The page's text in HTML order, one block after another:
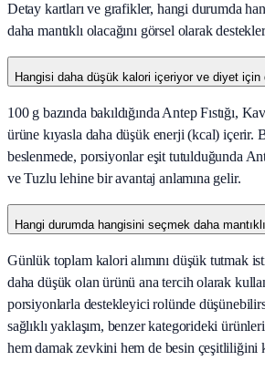
Detay kartları ve grafikler, hangi durumda
daha mantıklı olacağını görsel olarak
Hangisi daha düşük kalori içeriyor ve diyet için
100 g bazında bakıldığında Antep Fıstığı,
ürüne kıyasla daha düşük enerji (kcal) içerir.
beslenmede, porsiyonlar eşit tutulduğunda
ve Tuzlu lehine bir avantaj anlamına gelir.
Hangi durumda hangisini seçmek daha
Günlük toplam kalori alımını düşük tutmak
daha düşük olan ürünü ana tercih olarak
porsiyonlarla destekleyici rolünde
sağlıklı yaklaşım, benzer kategorideki
hem damak zevkini hem de besin çeşitliliğini